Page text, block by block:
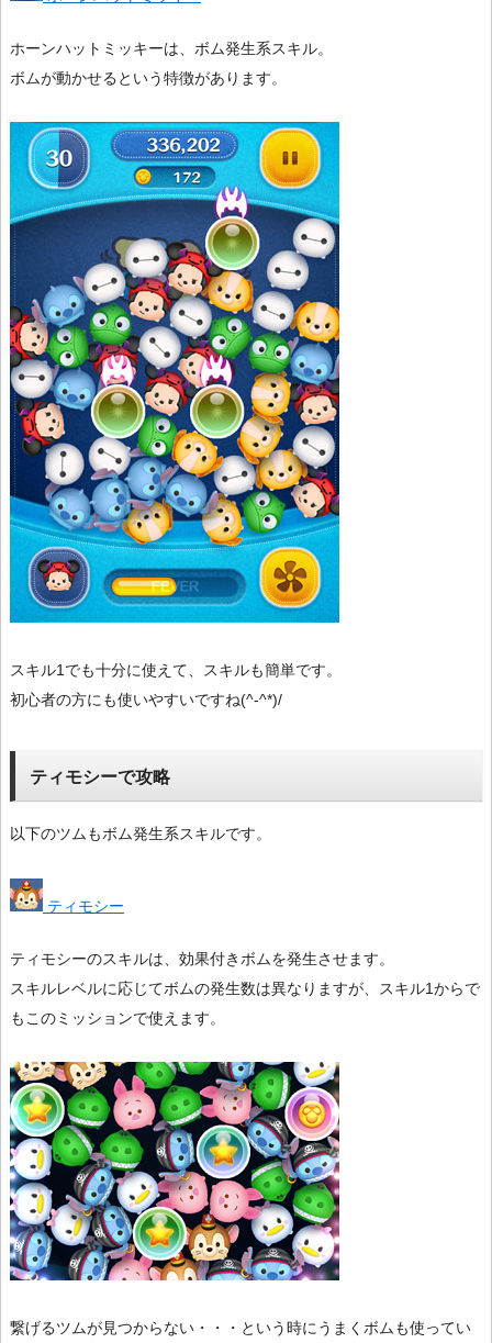
ホーンハットミッキーは、ボム発生系スキル。
ボムが動かせるという特徴があります。
スキル1でも十分に使えて、スキルも簡単です。
初心者の方にも使いやすいですね(^-^*)/
ティモシーで攻略
以下のツムもボム発生系スキルです。
ティモシー
ティモシーのスキルは、効果付きボムを発生させます。
スキルレベルに応じてボムの発生数は異なりますが、スキル1からで
もこのミッションで使えます。
繋げるツムが見つからない・・・という時にうまくボムも使ってい